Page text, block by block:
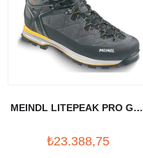
MEINDL LITEPEAK PRO GTX
₺23.388,75